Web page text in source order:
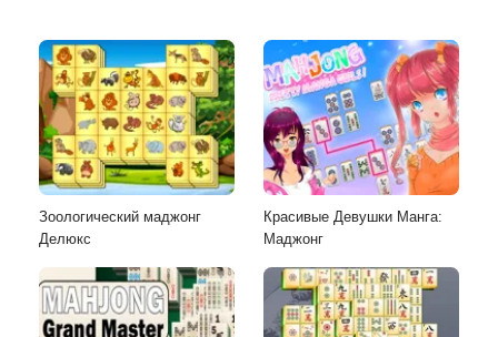
Зоологический маджонг
Делюкс
Красивые Девушки Манга:
Маджонг